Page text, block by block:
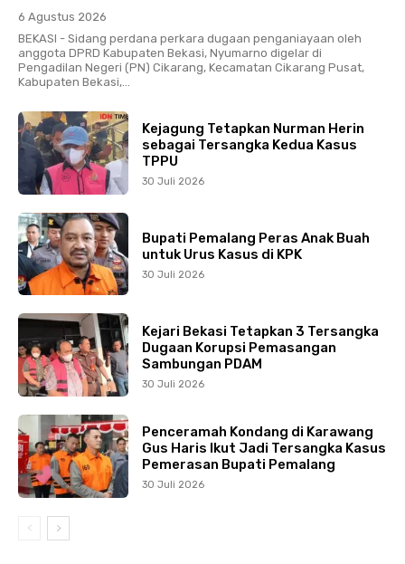
6 Agustus 2026
BEKASI - Sidang perdana perkara dugaan penganiayaan oleh
anggota DPRD Kabupaten Bekasi, Nyumarno digelar di
Pengadilan Negeri (PN) Cikarang, Kecamatan Cikarang Pusat,
Kabupaten Bekasi,...
Kejagung Tetapkan Nurman Herin
sebagai Tersangka Kedua Kasus
TPPU
30 Juli 2026
Bupati Pemalang Peras Anak Buah
untuk Urus Kasus di KPK
30 Juli 2026
Kejari Bekasi Tetapkan 3 Tersangka
Dugaan Korupsi Pemasangan
Sambungan PDAM
30 Juli 2026
Penceramah Kondang di Karawang
Gus Haris Ikut Jadi Tersangka Kasus
Pemerasan Bupati Pemalang
30 Juli 2026